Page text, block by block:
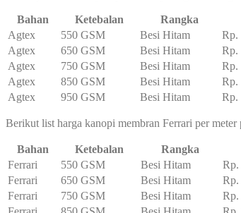
Bahan Ketebalan Rangka
Agtex
550 GSM Besi Hitam
Agtex
650 GSM Besi Hitam
Rp.
Agtex
750 GSM Besi Hitam
Rp.
Agtex
850 GSM Besi Hitam
Rp.
Agtex
950 GSM Besi Hitam Rp.
Berikut list harga kanopi membran Ferrari per meter
Bahan Ketebalan Rangka
Ferrari
550 GSM Besi Hitam
Ferrari
650 GSM Besi Hitam
Rp.
Ferrari
750 GSM Besi Hitam
Rp.